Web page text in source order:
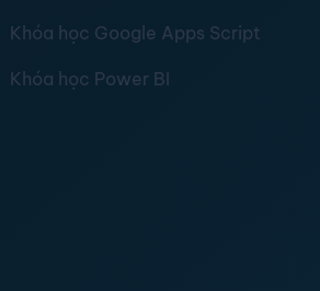
Khóa học Google Apps Script
Khóa học Power BI